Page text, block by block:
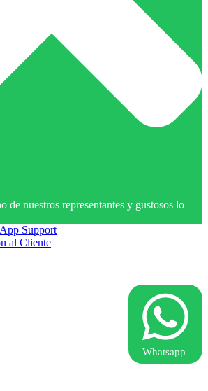
de nuestros representantes y gustosos lo
al Cliente
Whatsapp